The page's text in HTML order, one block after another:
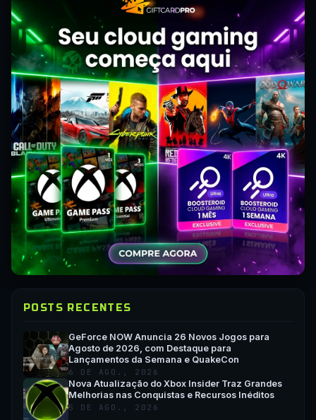
POSTS RECENTES
GeForce NOW Anuncia 26 Novos Jogos para
Agosto de 2026, com Destaque para
Lançamentos da Semana e QuakeCon
6 DE AGO., 2026
Nova Atualização do Xbox Insider Traz Grandes
Melhorias nas Conquistas e Recursos Inéditos
5 DE AGO., 2026